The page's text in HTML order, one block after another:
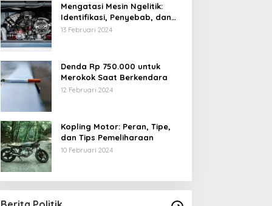
Mengatasi Mesin Ngelitik:
Identifikasi, Penyebab, dan
Solusi
13 Februari 2024
Denda Rp 750.000 untuk
Merokok Saat Berkendara
12 Februari 2024
Kopling Motor: Peran, Tipe,
dan Tips Pemeliharaan
10 Februari 2024